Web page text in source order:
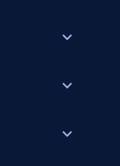
expand_more
expand_more
expand_more